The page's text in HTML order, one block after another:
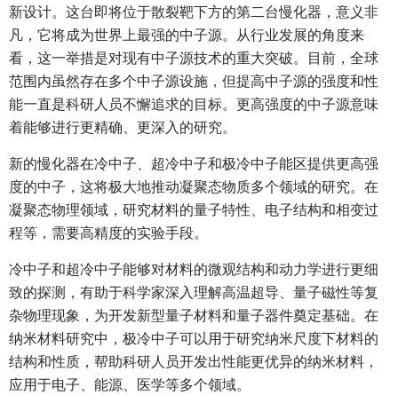
新设计。这台即将位于散裂靶下方的第二台慢化器，意义非
凡，它将成为世界上最强的中子源。从行业发展的角度来
看，这一举措是对现有中子源技术的重大突破。目前，全球
范围内虽然存在多个中子源设施，但提高中子源的强度和性
能一直是科研人员不懈追求的目标。更高强度的中子源意味
着能够进行更精确、更深入的研究。
新的慢化器在冷中子、超冷中子和极冷中子能区提供更高强
度的中子，这将极大地推动凝聚态物质多个领域的研究。在
凝聚态物理领域，研究材料的量子特性、电子结构和相变过
程等，需要高精度的实验手段。
冷中子和超冷中子能够对材料的微观结构和动力学进行更细
致的探测，有助于科学家深入理解高温超导、量子磁性等复
杂物理现象，为开发新型量子材料和量子器件奠定基础。在
纳米材料研究中，极冷中子可以用于研究纳米尺度下材料的
结构和性质，帮助科研人员开发出性能更优异的纳米材料，
应用于电子、能源、医学等多个领域。